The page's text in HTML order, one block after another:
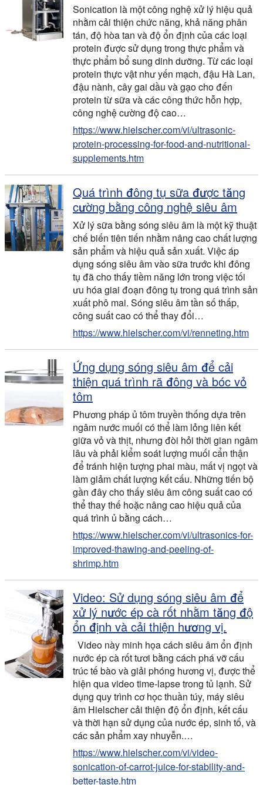
Sonication là một công nghệ xử lý hiệu quả
nhằm cải thiện chức năng, khả năng phân
tán, độ hòa tan và độ ổn định của các loại
protein được sử dụng trong thực phẩm và
thực phẩm bổ sung dinh dưỡng. Từ các loại
protein thực vật như yến mạch, đậu Hà Lan,
đậu nành, cây gai dầu và gạo cho đến
protein từ sữa và các công thức hỗn hợp,
công nghệ cường độ cao…
https://www.hielscher.com/vi/ultrasonic-
protein-processing-for-food-and-nutritional-
supplements.htm
Quá trình đông tụ sữa được tăng
cường bằng công nghệ siêu âm
Xử lý sữa bằng sóng siêu âm là một kỹ thuật
chế biến tiên tiến nhằm nâng cao chất lượng
sản phẩm và hiệu quả sản xuất. Việc áp
dụng sóng siêu âm vào sữa trước khi đông
tụ đã cho thấy tiềm năng lớn trong việc tối
ưu hóa giai đoạn đông tụ trong quá trình sản
xuất phô mai. Sóng siêu âm tần số thấp,
công suất cao có thể thay đổi…
https://www.hielscher.com/vi/renneting.htm
Ứng dụng sóng siêu âm để cải
thiện quá trình rã đông và bóc vỏ
tôm
Phương pháp ủ tôm truyền thống dựa trên
ngâm nước muối có thể làm lỏng liên kết
giữa vỏ và thịt, nhưng đòi hỏi thời gian ngâm
lâu và phải kiểm soát lượng muối cẩn thận
để tránh hiện tượng phai màu, mất vị ngọt và
làm giảm chất lượng kết cấu. Những tiến bộ
gần đây cho thấy siêu âm công suất cao có
thể thay thế hoặc nâng cao hiệu quả của
quá trình ủ bằng cách…
https://www.hielscher.com/vi/ultrasonics-for-
improved-thawing-and-peeling-of-
shrimp.htm
Video: Sử dụng sóng siêu âm để
xử lý nước ép cà rốt nhằm tăng độ
ổn định và cải thiện hương vị.
Video này minh họa cách siêu âm ổn định
nước ép cà rốt tươi bằng cách phá vỡ cấu
trúc tế bào và giải phóng hương vị, được thể
hiện qua video time-lapse trong tủ lạnh. Sử
dụng quy trình cơ học thuần túy, máy siêu
âm Hielscher cải thiện độ ổn định, kết cấu
và thời hạn sử dụng của nước ép, sinh tố, và
các sản phẩm xay nhuyễn.…
https://www.hielscher.com/vi/video-
sonication-of-carrot-juice-for-stability-and-
better-taste.htm